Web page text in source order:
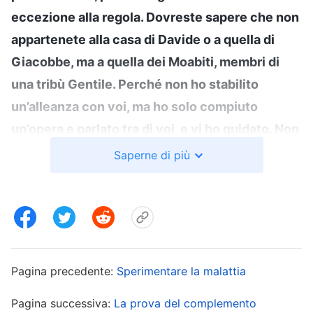
eccezione alla regola. Dovreste sapere che non
appartenete alla casa di Davide o a quella di
Giacobbe, ma a quella dei Moabiti, membri di
una tribù Gentile. Perché non ho stabilito
un’alleanza con voi, ma ho solo compiuto
un’opera e parlato tra di voi, e vi ho guidato. Non
ho versato il Mio sangue per voi. Ho solo
1: La manifestazione e l’opera di Dio, “Essenza e
dissolutezza, di origini impure: come potremmo
Saperne di più
Pagina precedente: Sperimentare la malattia
Pagina successiva: La prova del complemento